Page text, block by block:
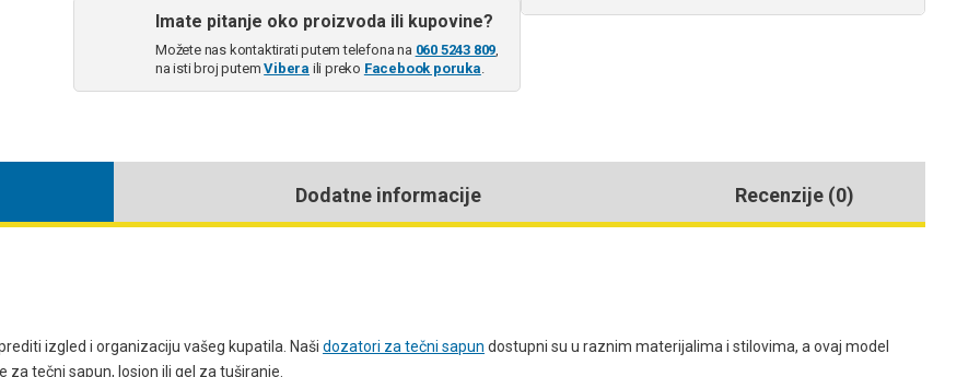
Imate pitanje oko proizvoda ili kupovine?
Možete nas kontaktirati putem telefona na 060 5243 809,
na isti broj putemVibera ili preko Facebook poruka.
Dodatne informacije Recenzije (0)
izgled i organizaciju vašeg kupatila. Naši dozatori za tečni sapun dostupni su u raznim materijalima i stilovima, a ovaj model
tečni sapun, losion ili gel za tuširanje.